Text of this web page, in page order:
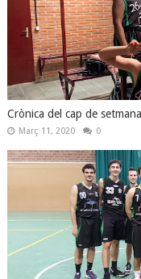
Crònica del cap de
Març 11, 2020 0